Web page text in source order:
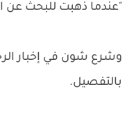
"عندما ذهبت للبحث عن
وشرع شون في إخبار
بالتفصيل.